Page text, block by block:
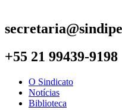
+55 21 99439-9198
O Sindicato
Notícias
Biblioteca